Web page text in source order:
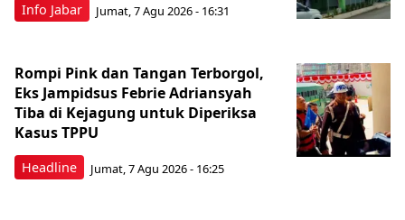
Info Jabar Jumat, 7 Agu 2026 - 16:31
Headline
Rompi Pink dan Tangan Terborgol,
Eks Jampidsus Febrie Adriansyah
Tiba di Kejagung untuk Diperiksa
Kasus TPPU
Jumat, 7 Agu 2026 - 16:25